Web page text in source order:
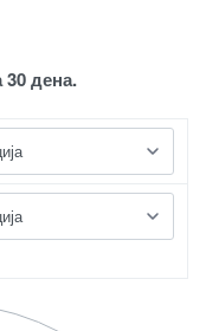
30 дена.